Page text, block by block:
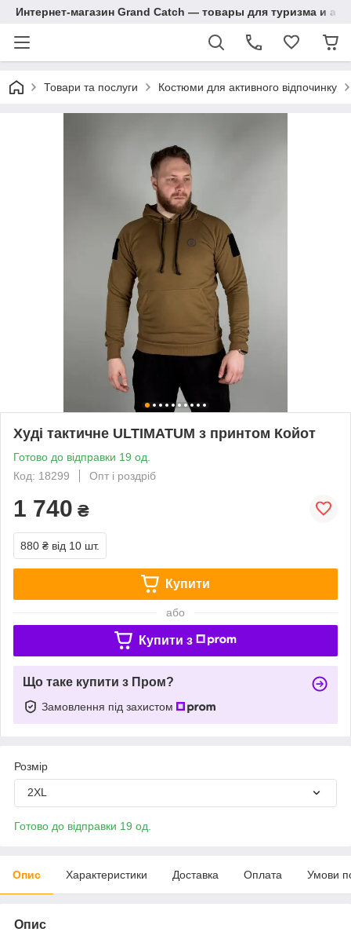
Интернет-магазин Grand Catch — товары для туризма и
Товари та послуги Костюми для активного відпочинку
Худі тактичне ULTIMATUM з принтом Койот
Готово до відправки 19 од.
Код: 18299
Опт і роздріб
1 740 ₴
880 ₴ від 10 шт.
Купити
або
Купити з
Що таке купити з Пром?
Замовлення під захистом
Розмір
2XL
Готово до відправки 19 од.
Опис Характеристики Доставка Оплата Умови
Опис